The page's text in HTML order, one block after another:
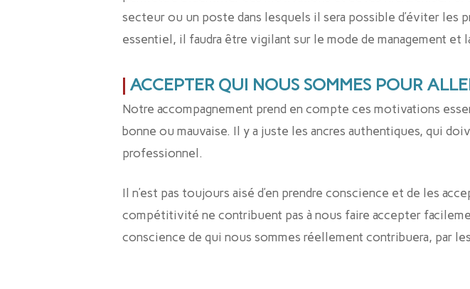
secteur ou un poste dans lesquels il sera possible d’éviter les
essentiel, il faudra être vigilant sur le mode de management et
| ACCEPTER QUI NOUS SOMMES POUR
Notre accompagnement prend en compte ces motivations
bonne ou mauvaise. Il y a juste les ancres authentiques, qui
professionnel.
Il n’est pas toujours aisé d’en prendre conscience et de les
compétitivité ne contribuent pas à nous faire accepter
conscience de qui nous sommes réellement contribuera, par